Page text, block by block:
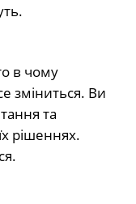
в чому
зміниться. Ви
та
рішеннях.